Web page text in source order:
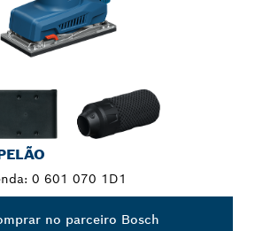
0 601 070 1D1
no parceiro Bosch